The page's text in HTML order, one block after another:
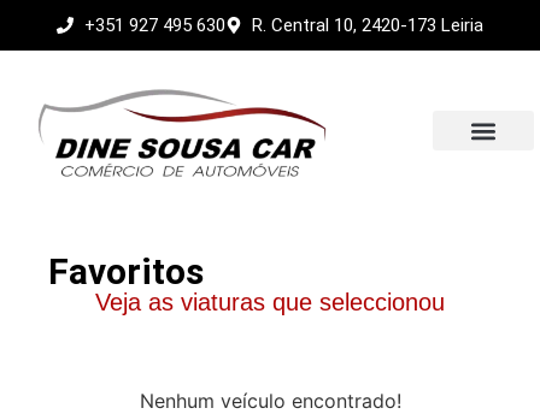
+351 927 495 630 R. Central 10, 2420-173 Leiria
Favoritos
Veja as viaturas que seleccionou
Nenhum veículo encontrado!